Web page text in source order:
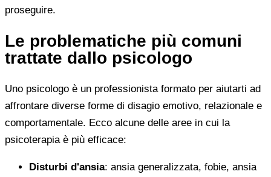
proseguire.
Le problematiche più comuni
trattate dallo psicologo
Uno psicologo è un professionista formato per aiutarti ad
affrontare diverse forme di disagio emotivo, relazionale e
comportamentale. Ecco alcune delle aree in cui la
psicoterapia è più efficace:
Disturbi d'ansia: ansia generalizzata, fobie, ansia